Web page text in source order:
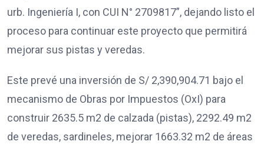
urb. Ingeniería I, con CUI N° 2709817”, dejando listo el
proceso para continuar este proyecto que permitirá
mejorar sus pistas y veredas.
Este prevé una inversión de S/ 2,390,904.71 bajo el
mecanismo de Obras por Impuestos (OxI) para
construir 2635.5 m2 de calzada (pistas), 2292.49 m2
de veredas, sardineles, mejorar 1663.32 m2 de áreas